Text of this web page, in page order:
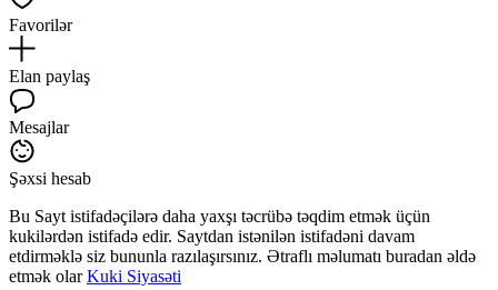
Favorilər
Elan paylaş
Mesajlar
Şəxsi hesab
Bu Sayt istifadəçilərə daha yaxşı təcrübə təqdim etmək üçün
kukilərdən istifadə edir. Saytdan istənilən istifadəni davam
etdirməklə siz bununla razılaşırsınız. Ətraflı məlumatı buradan əldə
etmək olarKuki Siyasəti